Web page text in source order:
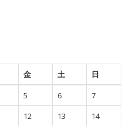
金 土
日
5 6
7
12 13
14